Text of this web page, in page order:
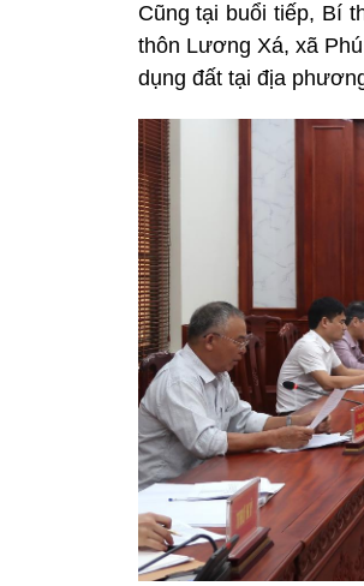
Cũng tại buổi tiếp, Bí
thôn Lương Xá, xã
dụng đất tại địa